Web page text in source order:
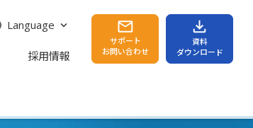
採用情報
Language
サポート
お問い合わせ
資料
ダウンロード